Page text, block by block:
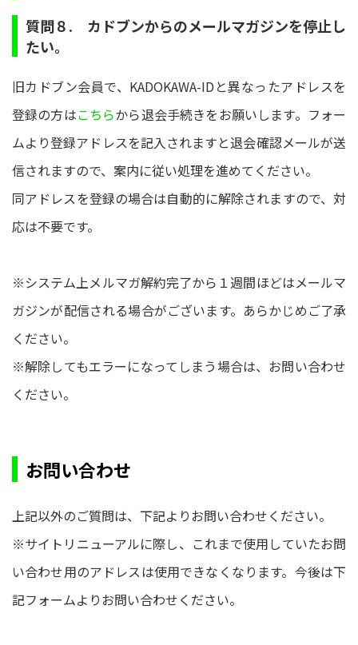
質問８. カドブンからのメールマガジンを停止し
たい。
旧カドブン会員で、KADOKAWA-IDと異なったアドレスを
登録の方はこちらから退会手続きをお願いします。フォー
ムより登録アドレスを記入されますと退会確認メールが送
信されますので、案内に従い処理を進めてください。
同アドレスを登録の場合は自動的に解除されますので、対
応は不要です。
※システム上メルマガ解約完了から１週間ほどはメールマ
ガジンが配信される場合がございます。あらかじめご了承
ください。
※解除してもエラーになってしまう場合は、お問い合わせ
ください。
お問い合わせ
上記以外のご質問は、下記よりお問い合わせください。
※サイトリニューアルに際し、これまで使用していたお問
い合わせ用のアドレスは使用できなくなります。今後は下
記フォームよりお問い合わせください。